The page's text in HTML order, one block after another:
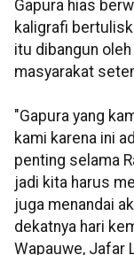
Gapura hias
kaligrafi
itu dibangun
masyarakat
"Gapura yang
kami karena ini
penting selama
jadi kita harus
juga menandai
dekatnya hari
Wapauwe, Jafar